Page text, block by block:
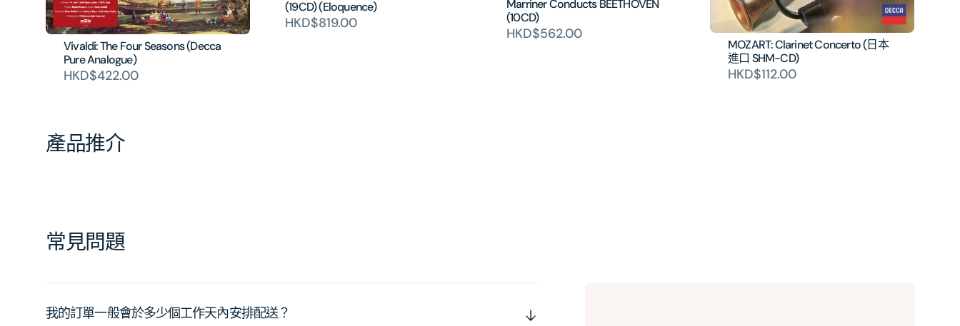
Vivaldi: The Four Seasons (Decca
Pure Analogue)
HKD$422.00
(19CD) (Eloquence)
HKD$819.00
Marriner Conducts BEETHOVEN
(10CD)
HKD$562.00
MOZART: Clarinet Concerto (日本
進口 SHM-CD)
HKD$112.00
產品推介
常見問題
我的訂單一般會於多少個工作天內安排配送？